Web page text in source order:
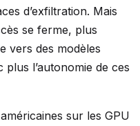
d’exfiltration. Mais
se ferme, plus
vers des modèles
l’autonomie de ces
sur les GPU